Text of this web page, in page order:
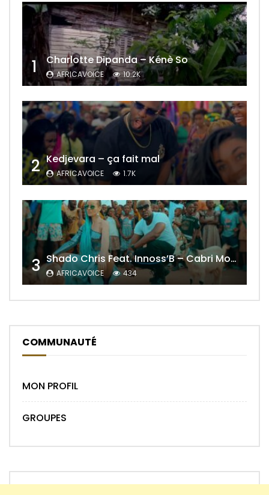
1 Charlotte Dipanda – Kénè So
AFRICAVOICE 10.2K
2 Kedjevara – ça fait mal
AFRICAVOICE 1.7K
3 Shado Chris Feat. Innoss’B – Cabri Mort (Remix)
AFRICAVOICE 434
COMMUNAUTÉ
MON PROFIL
GROUPES